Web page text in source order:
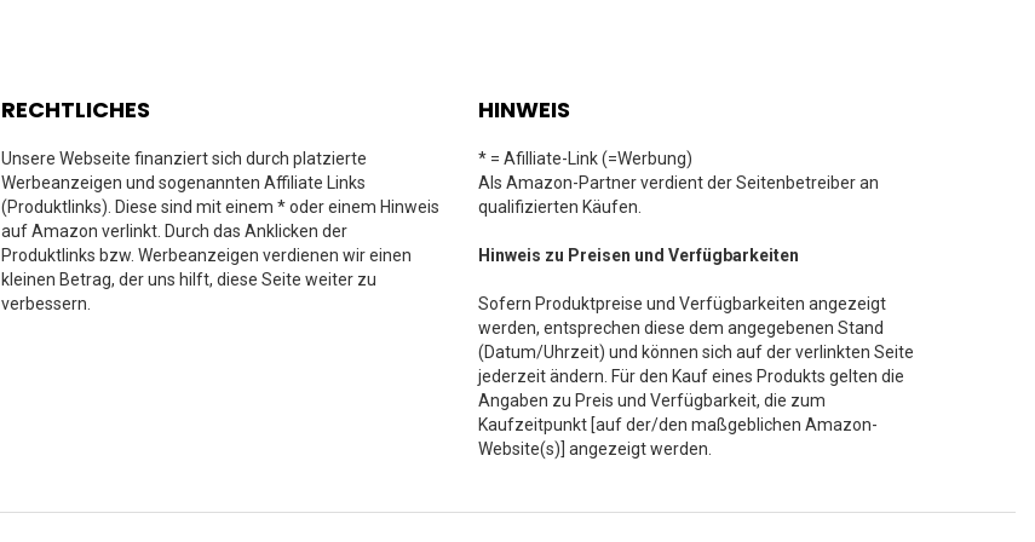
RECHTLICHES
Unsere Webseite finanziert sich durch platzierte
Werbeanzeigen und sogenannten Affiliate Links
(Produktlinks). Diese sind mit einem * oder einem Hinweis
auf Amazon verlinkt. Durch das Anklicken der
Produktlinks bzw. Werbeanzeigen verdienen wir einen
kleinen Betrag, der uns hilft, diese Seite weiter zu
verbessern.
HINWEIS
* = Afilliate-Link (=Werbung)
Als Amazon-Partner verdient der Seitenbetreiber an
qualifizierten Käufen.
Hinweis zu Preisen und Verfügbarkeiten
Sofern Produktpreise und Verfügbarkeiten angezeigt
werden, entsprechen diese dem angegebenen Stand
(Datum/Uhrzeit) und können sich auf der verlinkten Seite
jederzeit ändern. Für den Kauf eines Produkts gelten die
Angaben zu Preis und Verfügbarkeit, die zum
Kaufzeitpunkt [auf der/den maßgeblichen Amazon-
Website(s)] angezeigt werden.